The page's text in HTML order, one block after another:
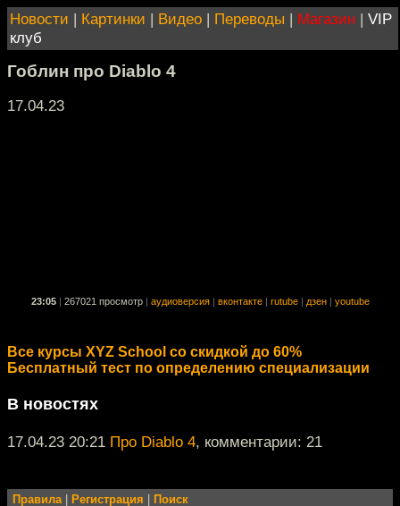
Новости | Картинки | Видео | Переводы | Магазин | VIP
клуб
Гоблин про Diablo 4
17.04.23
23:05 267021 просмотр аудиоверсия вконтакте rutube дзен youtube
Все курсы XYZ School со скидкой до 60%
Бесплатный тест по определению специализации
В новостях
17.04.23 20:21 Про Diablo 4, комментарии: 21
Правила| Регистрация Поиск